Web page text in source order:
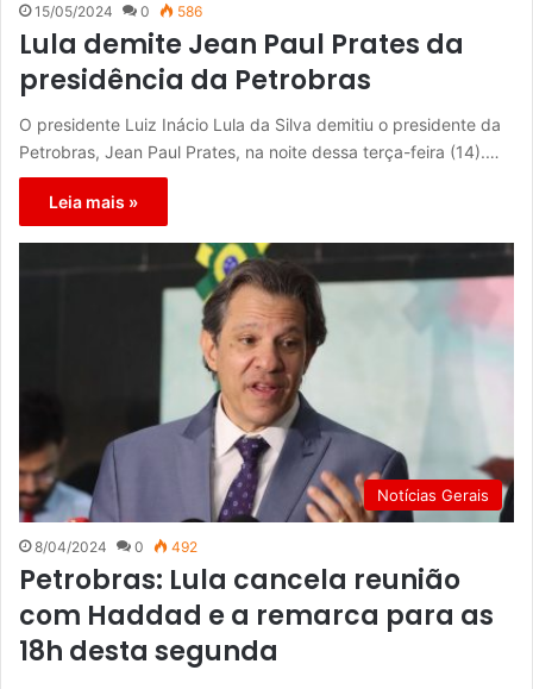
15/05/2024 0 586
Lula demite Jean Paul Prates da
presidência da Petrobras
O presidente Luiz Inácio Lula da Silva demitiu o presidente da
Petrobras, Jean Paul Prates, na noite dessa terça-feira (14).…
Leia mais »
Notícias Gerais
8/04/2024 0 492
Petrobras: Lula cancela reunião
com Haddad e a remarca para as
18h desta segunda